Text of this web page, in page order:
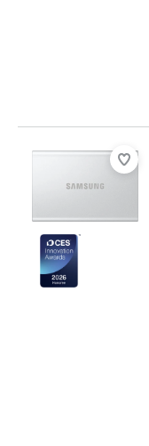
Beoordeling is 9,3 van